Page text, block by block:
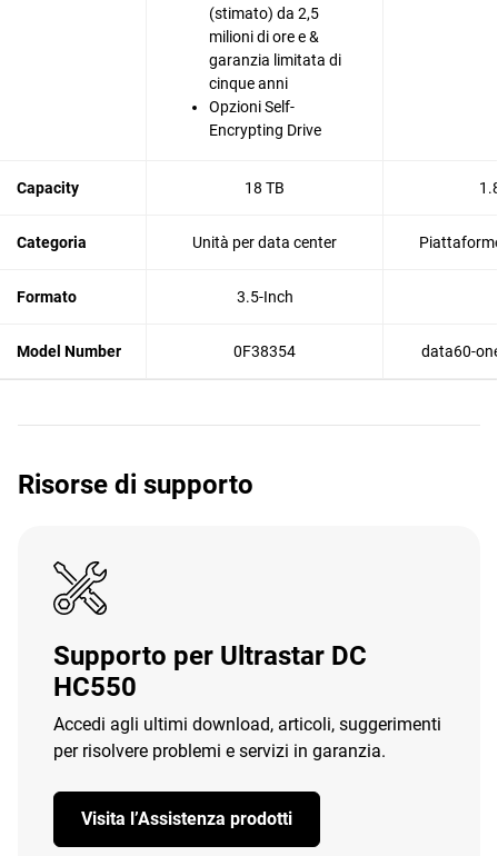
(stimato) da 2,5
milioni di ore e &
garanzia limitata di
cinque anni
Opzioni Self-
Encrypting Drive
Capacity 18 TB
Categoria Unità per data center
Formato 3.5-Inch
Model Number 0F38354 data60-
Risorse di supporto
Supporto per Ultrastar DC
HC550
Accedi agli ultimi download, articoli, suggerimenti
per risolvere problemi e servizi in garanzia.
Visita l’Assistenza prodotti